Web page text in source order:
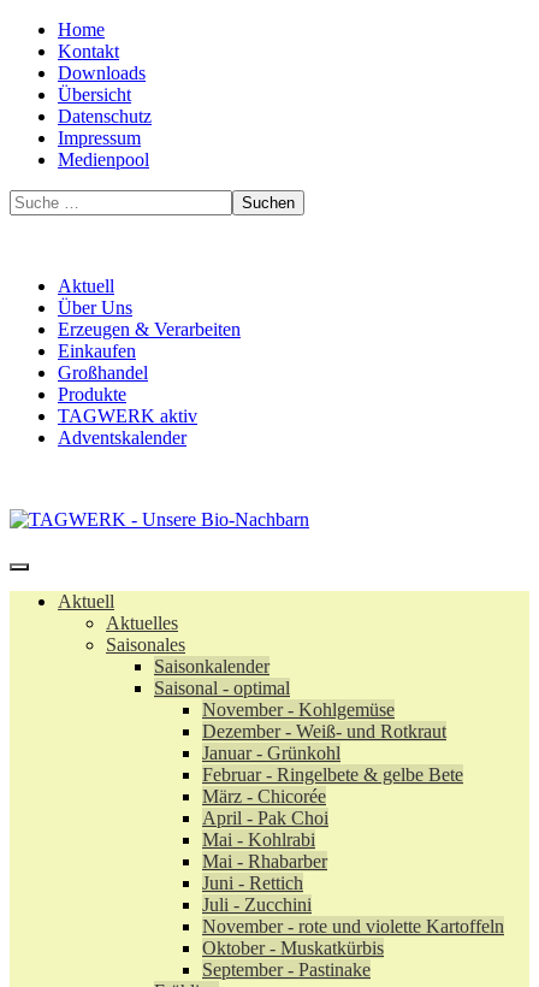
Home
Kontakt
Downloads
Übersicht
Datenschutz
Impressum
Medienpool
Suchen
Aktuell
Über Uns
Erzeugen & Verarbeiten
Einkaufen
Großhandel
Produkte
TAGWERK aktiv
Adventskalender
Aktuell
Aktuelles
Saisonales
Saisonkalender
Saisonal - optimal
November - Kohlgemüse
Dezember - Weiß- und Rotkraut
Januar - Grünkohl
Februar - Ringelbete & gelbe Bete
März - Chicorée
April - Pak Choi
Mai - Kohlrabi
Mai - Rhabarber
Juni - Rettich
Juli - Zucchini
November - rote und violette Kartoffeln
Oktober - Muskatkürbis
September - Pastinake